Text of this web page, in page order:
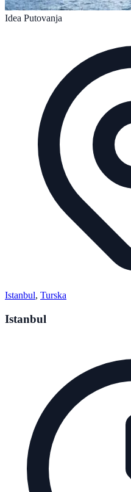
Idea Putovanja
Istanbul, Turska
Istanbul